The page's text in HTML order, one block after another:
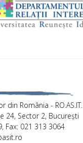
din România - RO.AS.IT.
24, Sector 2, București
Fax: 021 313 3064